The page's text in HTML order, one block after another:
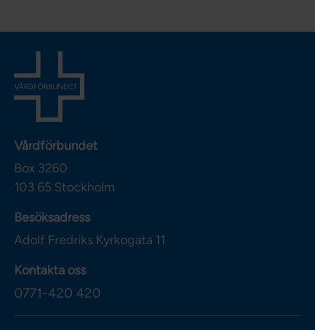
Vårdförbundet
Box 3260
103 65 Stockholm
Besöksadress
Adolf Fredriks Kyrkogata 11
Kontakta oss
0771-420 420